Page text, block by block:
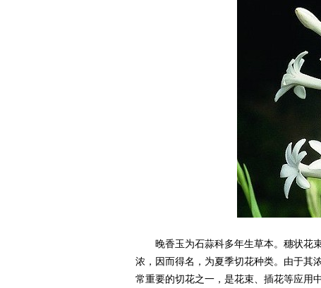
晚香玉为石蒜科多年生草本。穗状花束
浓，因而得名，为夏季切花种类。由于其
常重要的切花之一，是花束、插花等应用